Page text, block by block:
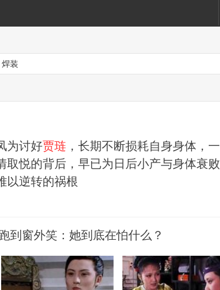
为讨好贾琏 ，长期不断损耗自身身体，一
取悦的背后，早已为日后小产与身体衰败
以逆转的祸根
到窗外笑：她到底在怕什么？